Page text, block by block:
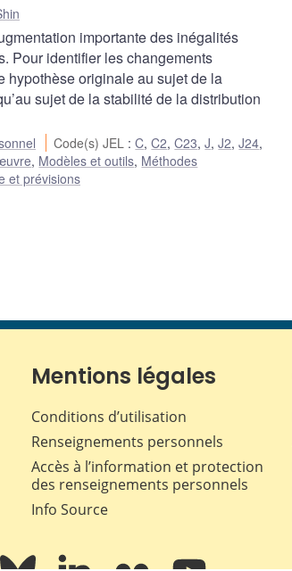
importante des inégalités
Pour identifier les changements
hypothèse originale au sujet de la
sujet de la stabilité de la distribution
Code(s) JEL :C,C2,C23,J,J2,J24,
, Modèles et outils, Méthodes
et prévisions
Mentions légales
Conditions d’utilisation
Renseignements personnels
Accès à l’information et protection
des renseignements personnels
Info Source